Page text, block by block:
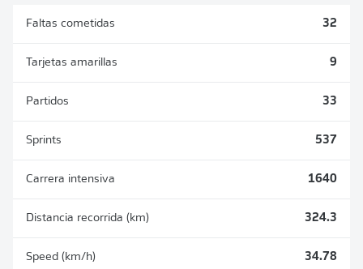
Faltas cometidas 32
Tarjetas amarillas 9
Partidos 33
Sprints 537
Carrera intensiva 1640
Distancia recorrida (km) 324.3
Speed (km/h) 34.78